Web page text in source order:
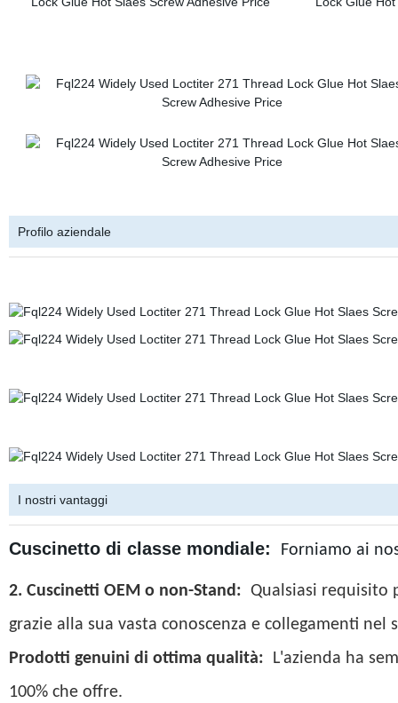
Profilo aziendale
I nostri vantaggi
Cuscinetto di classe mondiale: Forniamo ai
2. Cuscinetti OEM o non-Stand: Qualsiasi requisito
grazie alla sua vasta conoscenza e collegamenti nel
Prodotti genuini di ottima qualità: L'azienda ha
100% che offre.